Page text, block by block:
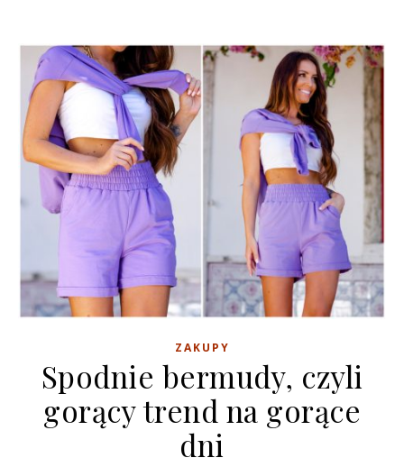
ZAKUPY
Spodnie bermudy, czyli
gorący trend na gorące
dni